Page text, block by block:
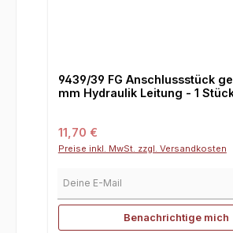
9439/39 FG Anschlussstück
mm Hydraulik Leitung - 1
Regulärer Preis:
11,70 €
Preise inkl. MwSt. zzgl. Versandkosten
Benachrichtige mich